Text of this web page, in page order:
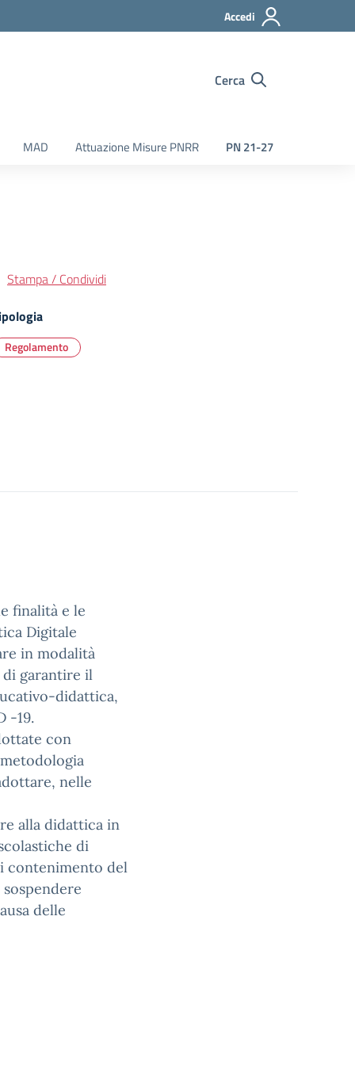
Accedi
Cerca
MAD Attuazione Misure PNRR PN 21-27
Stampa / Condividi
Regolamento
finalità e le
Digitale
in modalità
di garantire il
didattica,
-19.
con
nelle
alla didattica in
di
contenimento del
delle